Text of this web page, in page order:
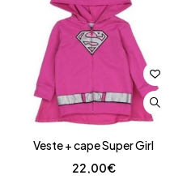
Veste + cape Super Girl
22,00€